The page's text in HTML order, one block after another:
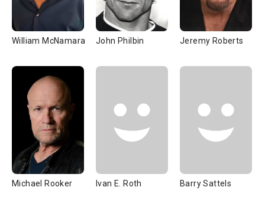
William McNamara John Philbin Jeremy Roberts
Michael Rooker Ivan E. Roth Barry Sattels